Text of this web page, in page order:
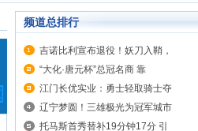
频道总排行
吉诺比利宣布退役！妖刀入鞘，
“大化·唐元杯”总冠名商 靠
江门长优实业：勇士轻取骑士夺
辽宁梦圆！三雄极光为冠军城市
托马斯首秀替补19分钟17分 引